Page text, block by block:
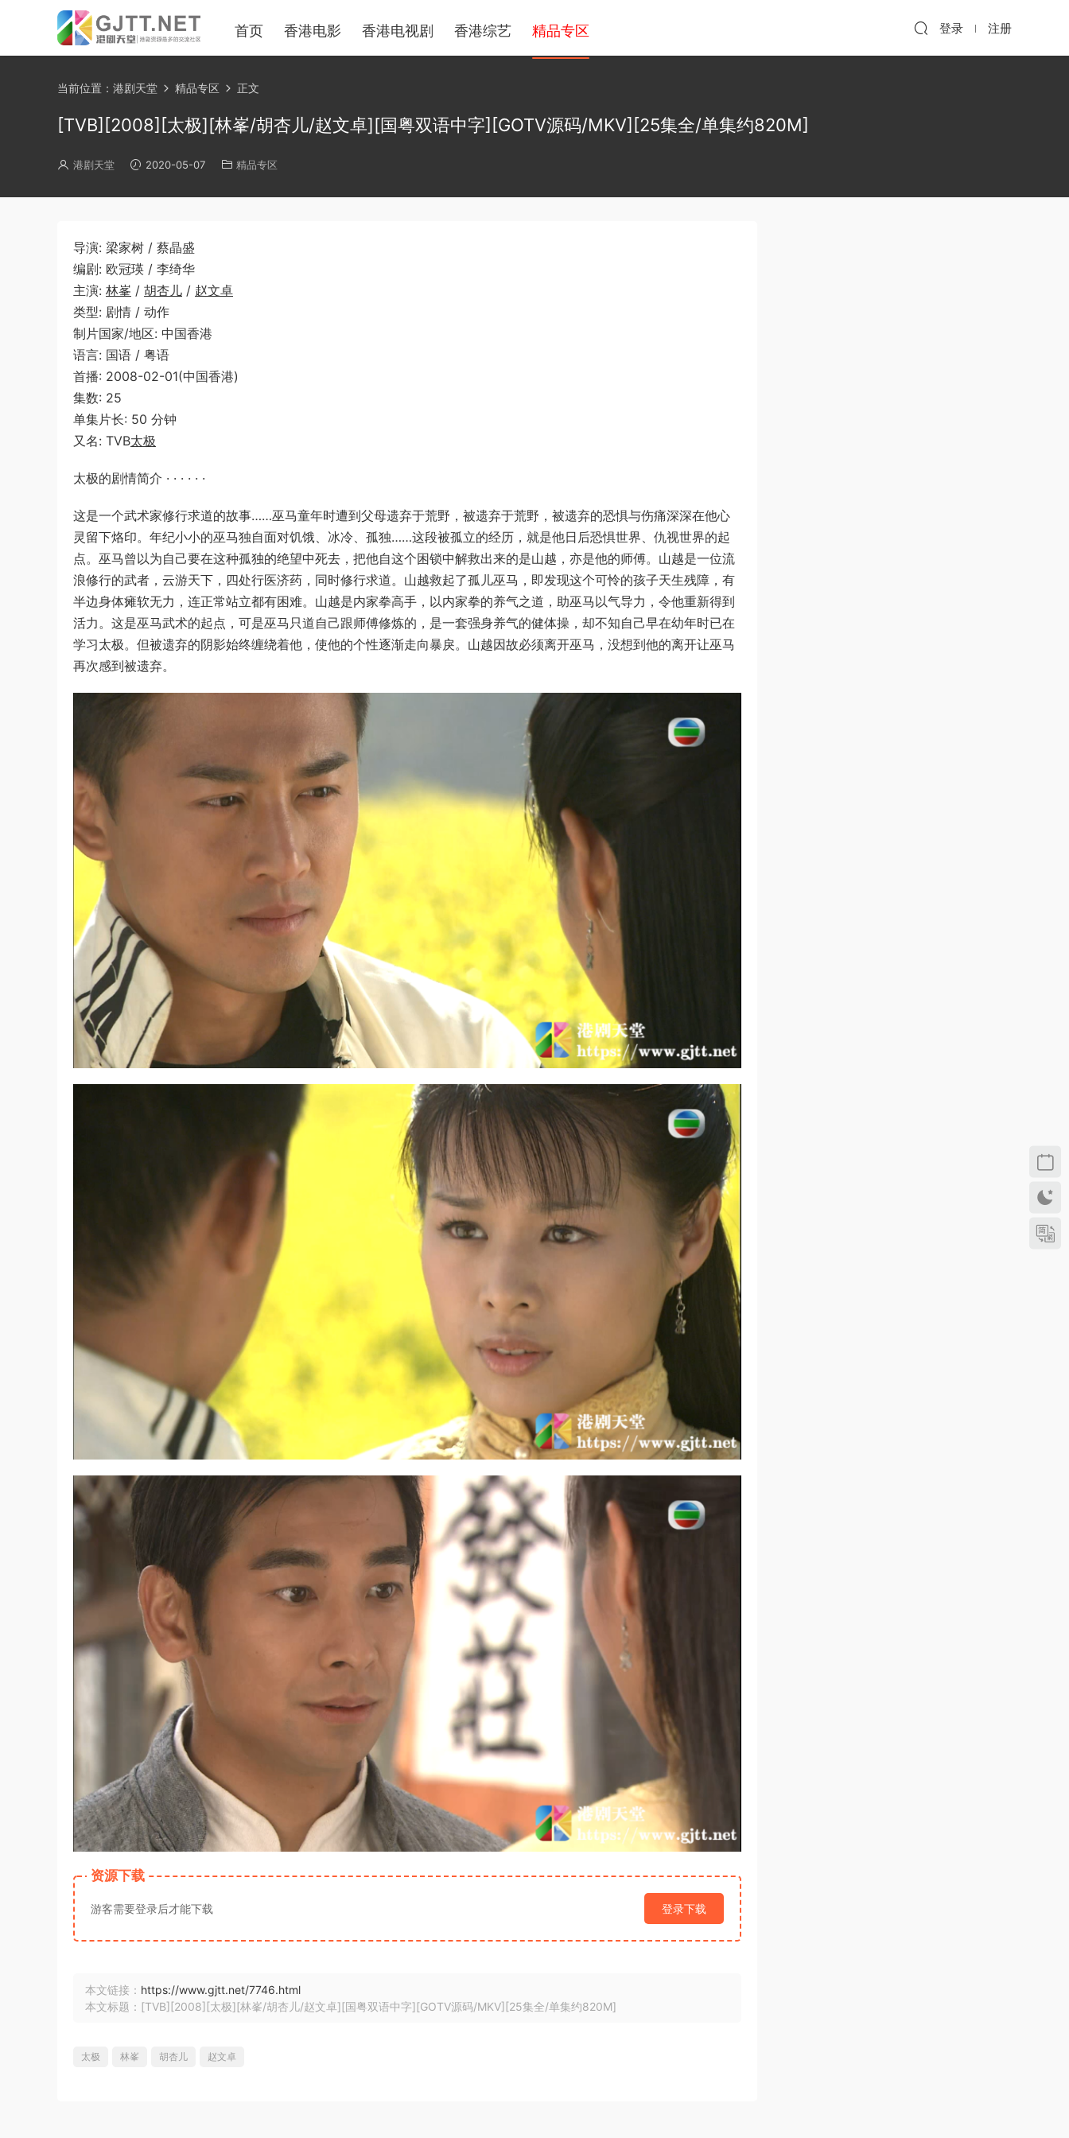
首页 香港电影 香港电视剧 香港综艺 精品专区 登录 注册
当前位置： 港剧天堂 精品专区 正文
[TVB][2008][太极][林峯/胡杏儿/赵文卓][国粤双语中字][GOTV源码/MKV][25集全/单集约820M]
港剧天堂 2020-05-07 精品专区
导演: 梁家树 / 蔡晶盛
编剧: 欧冠瑛 / 李绮华
主演: 林峯 / 胡杏儿 / 赵文卓
类型: 剧情 / 动作
制片国家/地区: 中国香港
语言: 国语 / 粤语
首播: 2008-02-01(中国香港)
集数: 25
单集片长: 50 分钟
又名: TVB太极
太极的剧情简介 · · · · · ·
这是一个武术家修行求道的故事……巫马童年时遭到父母遗弃于荒野，被遗弃于荒野，被遗弃的恐惧与伤痛深深在他心
灵留下烙印。年纪小小的巫马独自面对饥饿、冰冷、孤独……这段被孤立的经历，就是他日后恐惧世界、仇视世界的起
点。巫马曾以为自己要在这种孤独的绝望中死去，把他自这个困锁中解救出来的是山越，亦是他的师傅。山越是一位流
浪修行的武者，云游天下，四处行医济药，同时修行求道。山越救起了孤儿巫马，即发现这个可怜的孩子天生残障，有
半边身体瘫软无力，连正常站立都有困难。山越是内家拳高手，以内家拳的养气之道，助巫马以气导力，令他重新得到
活力。这是巫马武术的起点，可是巫马只道自己跟师傅修炼的，是一套强身养气的健体操，却不知自己早在幼年时已在
学习太极。但被遗弃的阴影始终缠绕着他，使他的个性逐渐走向暴戾。山越因故必须离开巫马，没想到他的离开让巫马
再次感到被遗弃。
资源下载
游客需要登录后才能下载 登录下载
本文链接： https://www.gjtt.net/7746.html
本文标题：[TVB][2008][太极][林峯/胡杏儿/赵文卓][国粤双语中字][GOTV源码/MKV][25集全/单集约820M]
太极 林峯 胡杏儿 赵文卓